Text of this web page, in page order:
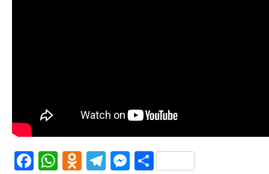
Facebook
WhatsApp
Odnoklassniki
Telegram
Messenger
Share